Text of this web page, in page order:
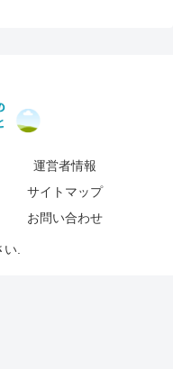
運営者情報
サイトマップ
お問い合わせ
.